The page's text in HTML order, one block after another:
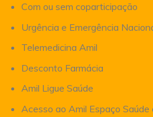
Com ou sem coparticipação
Urgência e Emergência
Telemedicina Amil
Desconto Farmácia
Amil Ligue Saúde
Acesso ao Amil Espaço Saúde